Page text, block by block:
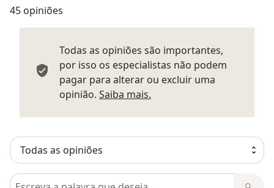
45 opiniões
Todas as opiniões são importantes,
por isso os especialistas não podem
pagar para alterar ou excluir uma
opinião. Saiba mais.
Pesquisar em opiniões